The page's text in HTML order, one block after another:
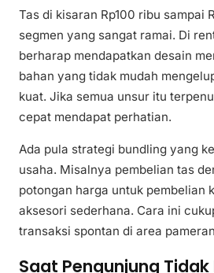
Tas di kisaran Rp100 ribu sampai
segmen yang sangat ramai. Di
berharap mendapatkan desain
bahan yang tidak mudah
kuat. Jika semua unsur itu
cepat mendapat perhatian.
Ada pula strategi bundling yang
usaha. Misalnya pembelian tas
potongan harga untuk pembelian
aksesori sederhana. Cara ini
transaksi spontan di area
Saat Pengunjung